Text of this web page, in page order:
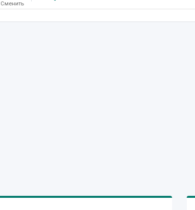
Сменить